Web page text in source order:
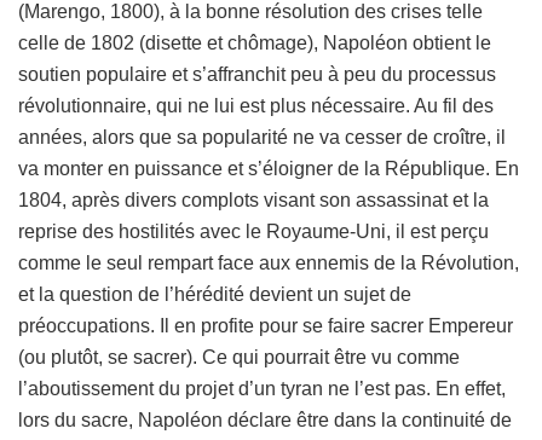
(Marengo, 1800), à la bonne résolution des crises telle
celle de 1802 (disette et chômage), Napoléon obtient le
soutien populaire et s’affranchit peu à peu du processus
révolutionnaire, qui ne lui est plus nécessaire. Au fil des
années, alors que sa popularité ne va cesser de croître, il
va monter en puissance et s’éloigner de la République. En
1804, après divers complots visant son assassinat et la
reprise des hostilités avec le Royaume-Uni, il est perçu
comme le seul rempart face aux ennemis de la Révolution,
et la question de l’hérédité devient un sujet de
préoccupations. Il en profite pour se faire sacrer Empereur
(ou plutôt, se sacrer). Ce qui pourrait être vu comme
l’aboutissement du projet d’un tyran ne l’est pas. En effet,
lors du sacre, Napoléon déclare être dans la continuité de